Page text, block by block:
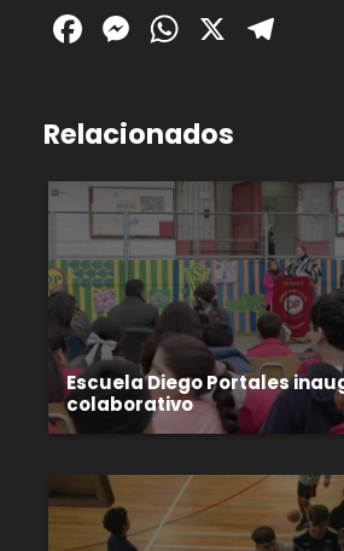
Facebook
Messenger
X
Relacionados
Escuela Diego Portales
colaborativo